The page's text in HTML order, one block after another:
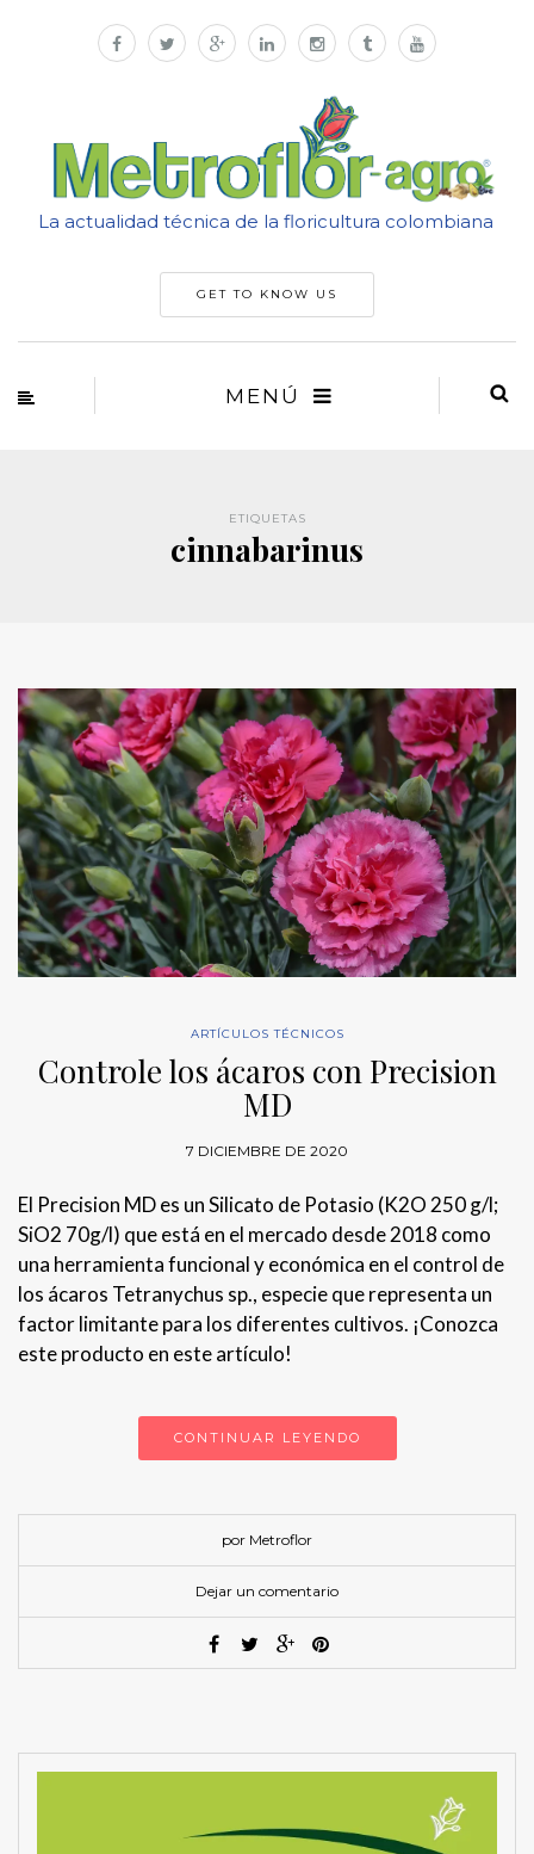
La actualidad técnica de la floricultura colombiana
GET TO KNOW US
MENÚ
ETIQUETAS
cinnabarinus
ARTÍCULOS TÉCNICOS
Controle los ácaros con Precision
MD
7 DICIEMBRE DE 2020
El Precision MD es un Silicato de Potasio (K2O 250 g/l;
SiO2 70g/l) que está en el mercado desde 2018 como
una herramienta funcional y económica en el control de
los ácaros Tetranychus sp., especie que representa un
factor limitante para los diferentes cultivos. ¡Conozca
este producto en este artículo!
CONTINUAR LEYENDO
por Metroflor
Dejar un comentario